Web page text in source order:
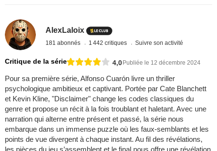
AlexLaloix
181 abonnés 1 442 critiques Suivre son activité
Critique de la série 4,0Publiée le 12 décembre 2024
Pour sa première série, Alfonso Cuarón livre un thriller
psychologique ambitieux et captivant. Portée par Cate Blanchett
et Kevin Kline, "Disclaimer" change les codes classiques du
genre et propose un récit à la fois troublant et haletant. Avec une
narration qui alterne entre présent et passé, la série nous
embarque dans un immense puzzle où les faux-semblants et les
points de vue divergent à chaque instant. Au fil des révélations,